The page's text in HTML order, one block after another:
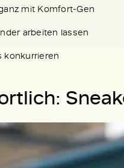
mit Komfort-Gen
arbeiten lassen
konkurrieren